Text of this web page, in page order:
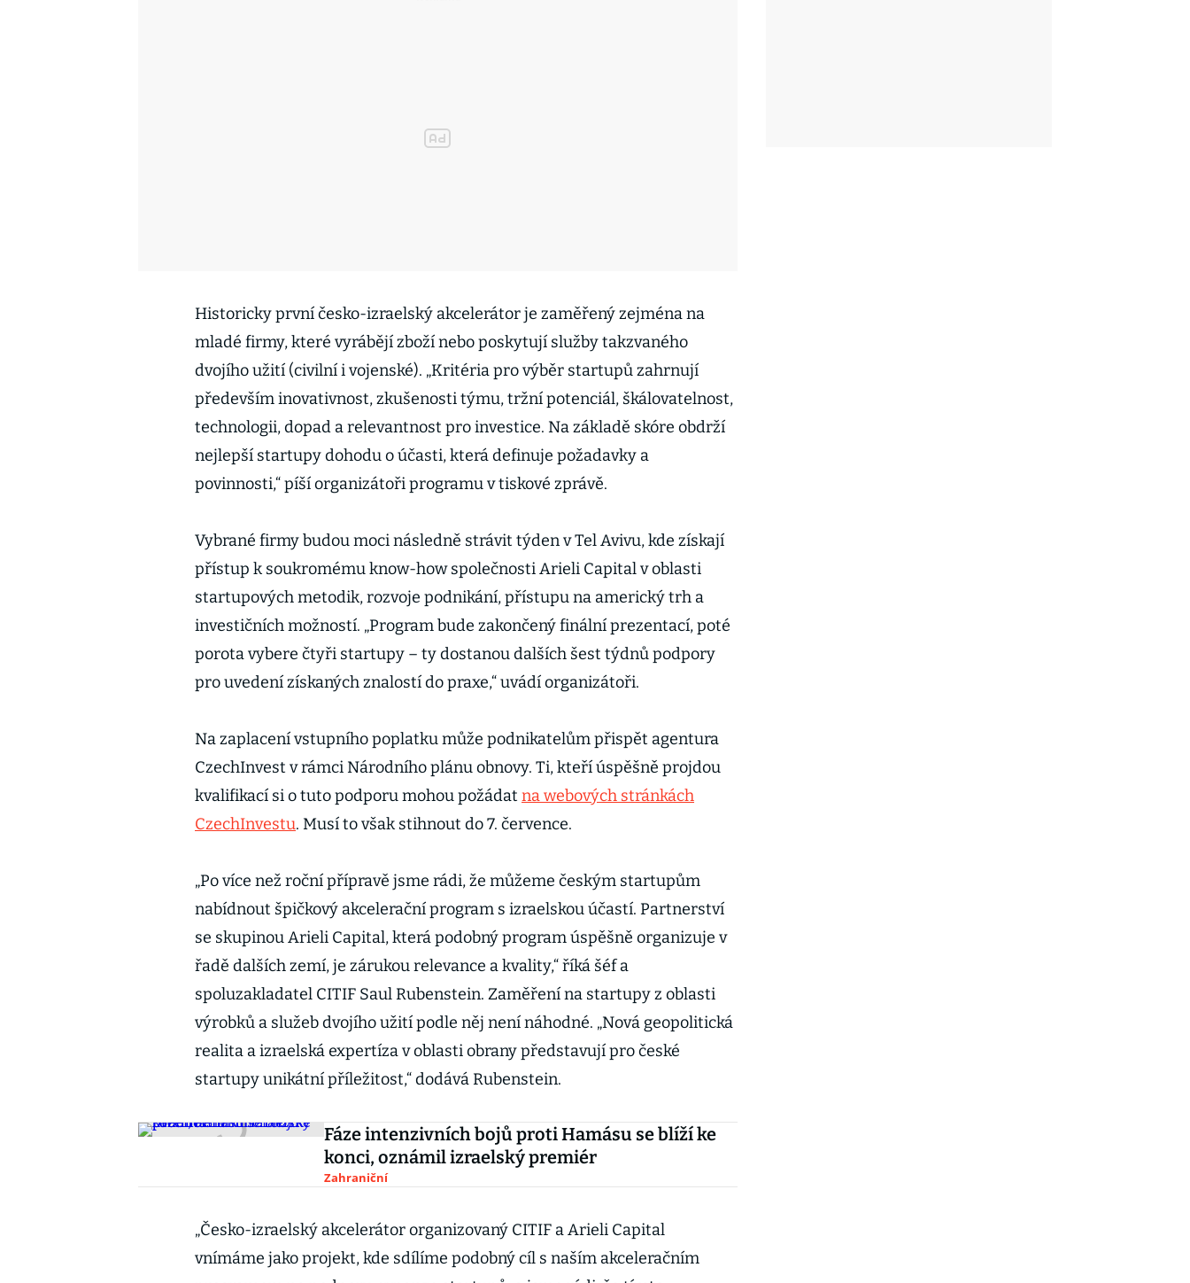
Historicky první česko-izraelský akcelerátor je zaměřený zejména na
mladé firmy, které vyrábějí zboží nebo poskytují služby takzvaného
dvojího užití (civilní i vojenské). „Kritéria pro výběr startupů zahrnují
především inovativnost, zkušenosti týmu, tržní potenciál, škálovatelnost,
technologii, dopad a relevantnost pro investice. Na základě skóre obdrží
nejlepší startupy dohodu o účasti, která definuje požadavky a
povinnosti,“ píší organizátoři programu v tiskové zprávě.
Vybrané firmy budou moci následně strávit týden v Tel Avivu, kde získají
přístup k soukromému know-how společnosti Arieli Capital v oblasti
startupových metodik, rozvoje podnikání, přístupu na americký trh a
investičních možností. „Program bude zakončený finální prezentací, poté
porota vybere čtyři startupy – ty dostanou dalších šest týdnů podpory
pro uvedení získaných znalostí do praxe,“ uvádí organizátoři.
Na zaplacení vstupního poplatku může podnikatelům přispět agentura
CzechInvest v rámci Národního plánu obnovy. Ti, kteří úspěšně projdou
kvalifikací si o tuto podporu mohou požádat na webových stránkách
CzechInvestu. Musí to však stihnout do 7. července.
„Po více než roční přípravě jsme rádi, že můžeme českým startupům
nabídnout špičkový akcelerační program s izraelskou účastí. Partnerství
se skupinou Arieli Capital, která podobný program úspěšně organizuje v
řadě dalších zemí, je zárukou relevance a kvality,“ říká šéf a
spoluzakladatel CITIF Saul Rubenstein. Zaměření na startupy z oblasti
výrobků a služeb dvojího užití podle něj není náhodné. „Nová geopolitická
realita a izraelská expertíza v oblasti obrany představují pro české
startupy unikátní příležitost,“ dodává Rubenstein.
Fáze intenzivních bojů proti Hamásu se blíží ke
konci, oznámil izraelský premiér
Zahraniční
„Česko-izraelský akcelerátor organizovaný CITIF a Arieli Capital
vnímáme jako projekt, kde sdílíme podobný cíl s naším akceleračním